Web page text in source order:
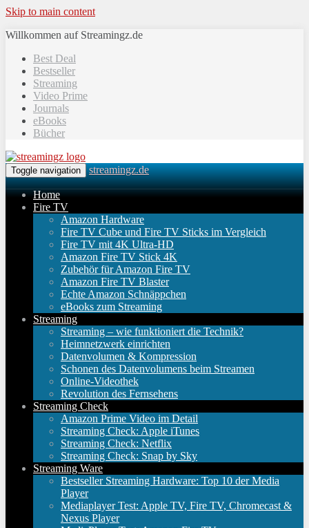
Skip to main content
Willkommen auf Streamingz.de
Best Deal
Bestseller
Streaming
Video Prime
Journals
eBooks
Bücher
Toggle navigation streamingz.de
Home
Fire TV
Amazon Hardware
Fire TV Cube und Fire TV Sticks im Vergleich
Fire TV mit 4K Ultra-HD
Amazon Fire TV Stick 4K
Zubehör für Amazon Fire TV
Amazon Fire TV Blaster
Echte Amazon Schnäppchen
eBooks zum Streaming
Streaming
Streaming – wie funktioniert die Technik?
Heimnetzwerk einrichten
Datenvolumen & Kompression
Schonen des Datenvolumens beim Streamen
Online-Videothek
Revolution des Fernsehens
Streaming Check
Amazon Prime Video im Detail
Streaming Check: Apple iTunes
Streaming Check: Netflix
Streaming Check: Snap by Sky
Streaming Ware
Bestseller Streaming Hardware: Top 10 der Media
Player
Mediaplayer Test: Apple TV, Fire TV, Chromecast &
Nexus Player